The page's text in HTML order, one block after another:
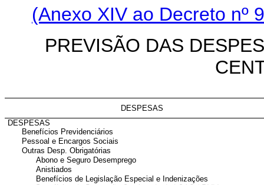
(Anexo XIV ao Decreto nº
PREVISÃO DAS
DESPESAS
DESPESAS
Benefícios Previdenciários
Pessoal e Encargos Sociais
Outras Desp. Obrigatórias
Abono e Seguro Desemprego
Anistiados
Benefícios de Legislação Especial e Indenizações